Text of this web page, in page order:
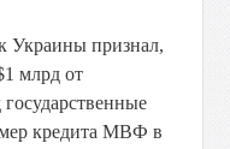
Украины признал,
млрд от
кредита МВФ в